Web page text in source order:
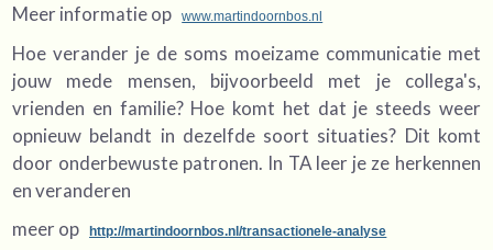
Meer informatie opwww.martindoornbos.nl
Hoe verander je de soms moeizame communicatie met
jouw mede mensen, bijvoorbeeld met je collega's,
vrienden en familie? Hoe komt het dat je steeds weer
opnieuw belandt in dezelfde soort situaties? Dit komt
door onderbewuste patronen. In TA leer je ze herkennen
en veranderen
meer ophttp://martindoornbos.nl/transactionele-analyse